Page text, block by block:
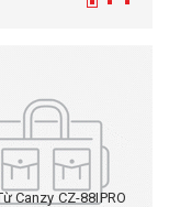
Canzy CZ-88IPRO